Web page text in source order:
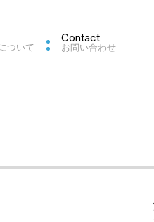
ついて
Contact
お問い合わせ